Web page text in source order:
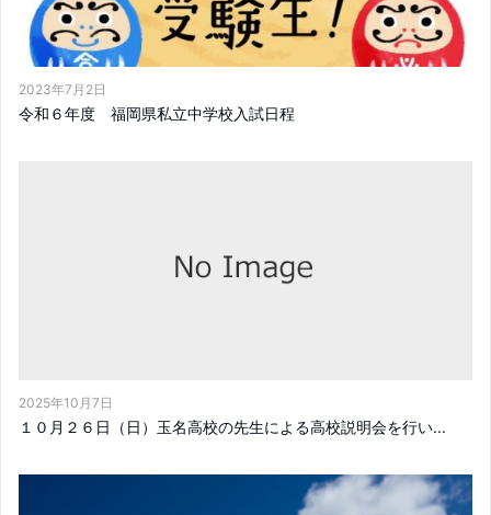
2023年7月2日
令和６年度 福岡県私立中学校入試日程
2025年10月7日
１０月２６日（日）玉名高校の先生による高校説明会を行い...